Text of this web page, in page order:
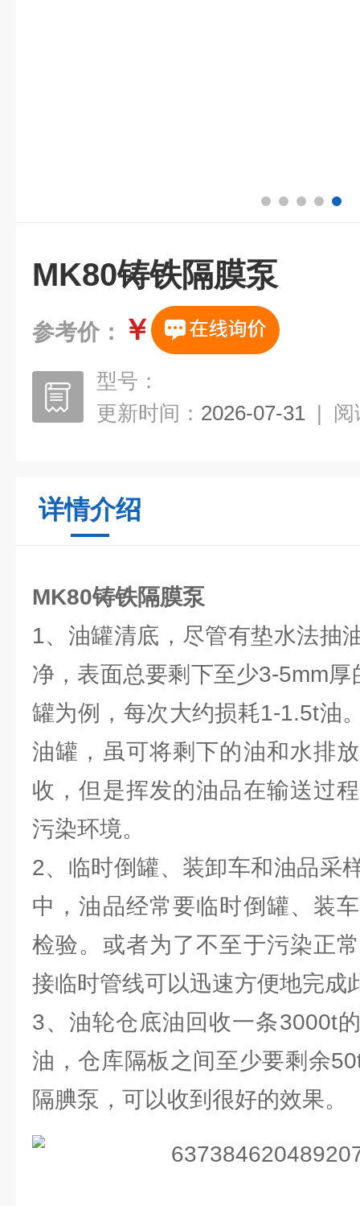
MK80铸铁隔膜泵
参考价： ￥
型号：
更新时间： 2026-07-31 | 阅
详情介绍
MK80铸铁隔膜泵
1、油罐清底，尽管有垫水法抽
净，表面总要剩下至少3-5mm
罐为例，每次大约损耗1-1.5t油
油罐，虽可将剩下的油和水排
收，但是挥发的油品在输送过
污染环境。
2、临时倒罐、装卸车和油品采
中，油品经常要临时倒罐、装
检验。或者为了不至于污染正
接临时管线可以迅速方便地完成
3、油轮仓底油回收一条3000t
油，仓库隔板之间至少要剩余
隔腆泵，可以收到很好的效果。